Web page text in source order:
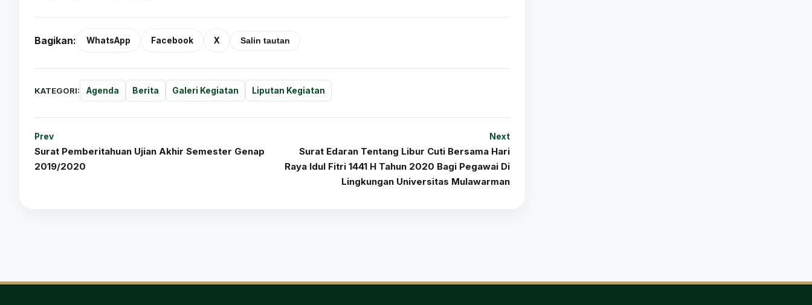
Bagikan: WhatsApp Facebook X Salin tautan
KATEGORI: Agenda Berita Galeri Kegiatan Liputan Kegiatan
Prev
Surat Pemberitahuan Ujian Akhir Semester Genap
2019/2020
Next
Surat Edaran Tentang Libur Cuti Bersama Hari
Raya Idul Fitri 1441 H Tahun 2020 Bagi Pegawai Di
Lingkungan Universitas Mulawarman